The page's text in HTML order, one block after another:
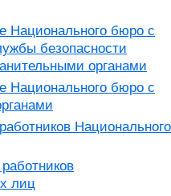
Национального бюро с
безопасности
органами
Национального бюро с
Национального
лиц